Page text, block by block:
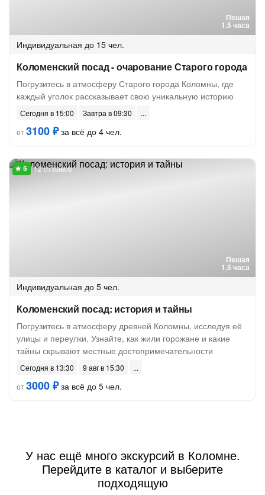
Пешая
1.5 часа
Индивидуальная до 15 чел.
Коломенский посад - очарование Старого города
Погрузитесь в атмосферу Старого города Коломны, где
каждый уголок рассказывает свою уникальную историю
Сегодня в 15:00
Завтра в 09:30
от3100 ₽за всё до 4 чел.
Пешая
1.5 часа
12 отзывов
Индивидуальная до 5 чел.
Коломенский посад: история и тайны
Погрузитесь в атмосферу древней Коломны, исследуя её
улицы и переулки. Узнайте, как жили горожане и какие
тайны скрывают местные достопримечательности
Сегодня в 13:30
9 авг в 15:30
от3000 ₽за всё до 5 чел.
У нас ещё много экскурсий в Коломне.
Перейдите в каталог и выберите
подходящую